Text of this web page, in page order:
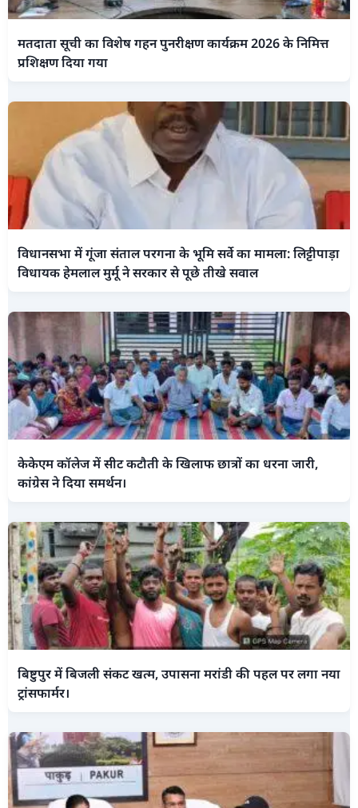
मतदाता सूची का विशेष गहन पुनरीक्षण कार्यक्रम 2026 के निमित्त
प्रशिक्षण दिया गया
विधानसभा में गूंजा संताल परगना के भूमि सर्वे का मामला: लिट्टीपाड़ा
विधायक हेमलाल मुर्मू ने सरकार से पूछे तीखे सवाल
केकेएम कॉलेज में सीट कटौती के खिलाफ छात्रों का धरना जारी,
कांग्रेस ने दिया समर्थन।
बिष्टुपुर में बिजली संकट खत्म, उपासना मरांडी की पहल पर लगा नया
ट्रांसफार्मर।